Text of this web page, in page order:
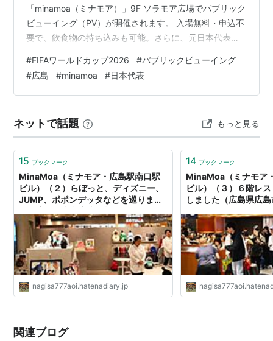
「minamoa（ミナモア）」9F ソラモア広場でパブリック
ビューイング（PV）が開催されます。 入場無料・申込不
要で、飲食物の持ち込みも可能。さらに、元日本代表の
場を盛り上げます。 本記事では、開催概要、持ち物、注
意事項、アクセス情報をまとめています。 この記事でわ
かること 広島・minamoaで開催されるW杯2026パブリ
MC情報 飲食持ち込みOKの楽しみ方 持ち物・服装・注
意…
#FIFAワールドカップ2026 #パブリックビューイング
#広島 #minamoa #日本代表
ネットで話題 もっと見る
15 ブックマーク
MinaMoa（ミナモア・広島駅南口駅
ビル）（２）らぼっと、ディズニー、
JUMP、ポポンデッタなどを巡りまし
７） - 何でも見てやろう！瀬戸内海の
小さな旅！
nagisa777aoi.hatenadiary.jp
14 ブックマーク
MinaMoa（ミナモア
ビル）（３）６階レ
しました（広島県広
海の小さな旅！
関連ブログ